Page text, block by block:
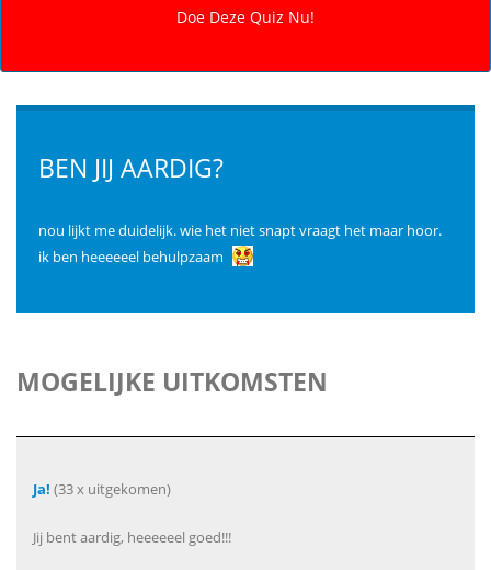
BEN JIJ AARDIG?
nou lijkt me duidelijk. wie het niet snapt vraagt het maar hoor.
ik ben heeeeeel behulpzaam
MOGELIJKE UITKOMSTEN
Ja! (33 x uitgekomen)
Jij bent aardig, heeeeeel goed!!!